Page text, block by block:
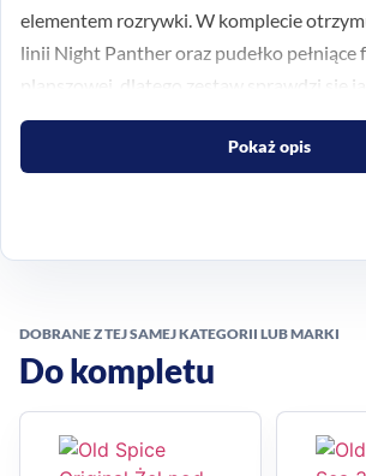
elementem rozrywki. W komplecie
linii Night Panther oraz pudełko pełniące
planszowej, dlatego zestaw sprawdzi się
jako oryginalny wybór dla osoby, która
rozwiązania i niebanalne detale.
Night Panther
sztyfcie oraz żel pod prysznic Old Spice
spójny zestaw do codziennej rutyny, gdy
wygodnym połączeniu świeżości,
uzupełnienia łazienkowej półki.
Pokaż opis
DOBRANE Z TEJ SAMEJ KATEGORII LUB MARKI
Do kompletu